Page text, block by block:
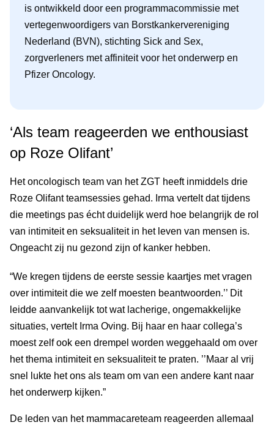
is ontwikkeld door een programmacommissie met
vertegenwoordigers van Borstkankervereniging
Nederland (BVN), stichting Sick and Sex,
zorgverleners met affiniteit voor het onderwerp en
Pfizer Oncology.
‘Als team reageerden we enthousiast
op Roze Olifant’
Het oncologisch team van het ZGT heeft inmiddels drie
Roze Olifant teamsessies gehad. Irma vertelt dat tijdens
die meetings pas écht duidelijk werd hoe belangrijk de rol
van intimiteit en seksualiteit in het leven van mensen is.
Ongeacht zij nu gezond zijn of kanker hebben.
“We kregen tijdens de eerste sessie kaartjes met vragen
over intimiteit die we zelf moesten beantwoorden.’’ Dit
leidde aanvankelijk tot wat lacherige, ongemakkelijke
situaties, vertelt Irma Oving. Bij haar en haar collega’s
moest zelf ook een drempel worden weggehaald om over
het thema intimiteit en seksualiteit te praten. ’’Maar al vrij
snel lukte het ons als team om van een andere kant naar
het onderwerp kijken.”
De leden van het mammacareteam reageerden allemaal